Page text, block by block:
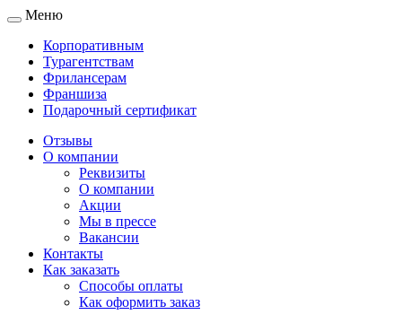
Toggle
navigation
Меню
Корпоративным
Турагентствам
Фрилансерам
Франшиза
Подарочный сертификат
Отзывы
О компании
Реквизиты
О компании
Акции
Мы в прессе
Вакансии
Контакты
Как заказать
Способы оплаты
Как оформить заказ